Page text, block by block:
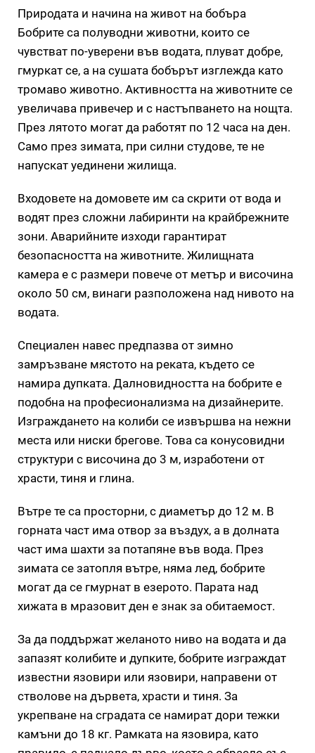
Природата и начина на живот на бобъра
Бобрите са полуводни животни, които се
чувстват по-уверени във водата, плуват добре,
гмуркат се, а на сушата бобърът изглежда като
тромаво животно. Активността на животните се
увеличава привечер и с настъпването на нощта.
През лятото могат да работят по 12 часа на ден.
Само през зимата, при силни студове, те не
напускат уединени жилища.
Входовете на домовете им са скрити от вода и
водят през сложни лабиринти на крайбрежните
зони. Аварийните изходи гарантират
безопасността на животните. Жилищната
камера е с размери повече от метър и височина
около 50 см, винаги разположена над нивото на
водата.
Специален навес предпазва от зимно
замръзване мястото на реката, където се
намира дупката. Далновидността на бобрите е
подобна на професионализма на дизайнерите.
Изграждането на колиби се извършва на нежни
места или ниски брегове. Това са конусовидни
структури с височина до 3 м, изработени от
храсти, тиня и глина.
Вътре те са просторни, с диаметър до 12 м. В
горната част има отвор за въздух, а в долната
част има шахти за потапяне във вода. През
зимата се затопля вътре, няма лед, бобрите
могат да се гмурнат в езерото. Парата над
хижата в мразовит ден е знак за обитаемост.
За да поддържат желаното ниво на водата и да
запазят колибите и дупките, бобрите изграждат
известни язовири или язовири, направени от
стволове на дървета, храсти и тиня. За
укрепване на сградата се намират дори тежки
камъни до 18 кг. Рамката на язовира, като